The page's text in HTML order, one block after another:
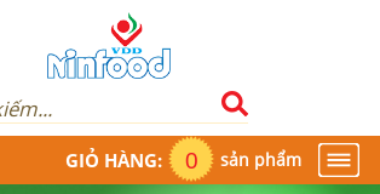
GIỎ HÀNG: 0 sản phẩm